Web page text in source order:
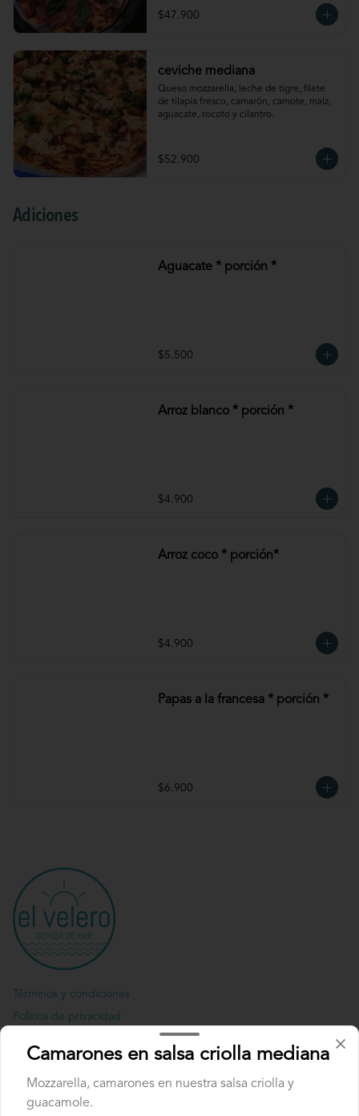
$47.900
ceviche mediana
Queso mozzarella, leche de tigre, filete
de tilapia fresco, camarón, camote, maíz,
aguacate, rocoto y cilantro.
$52.900
Adiciones
Aguacate * porción *
$5.500
Arroz blanco * porción *
$4.900
Arroz coco * porción*
$4.900
Papas a la francesa * porción *
$6.900
Términos y condiciones
Política de privacidad
Redes sociales
Instagram
Facebook
Camarones en salsa criolla mediana
Mozzarella, camarones en nuestra salsa criolla y
guacamole.